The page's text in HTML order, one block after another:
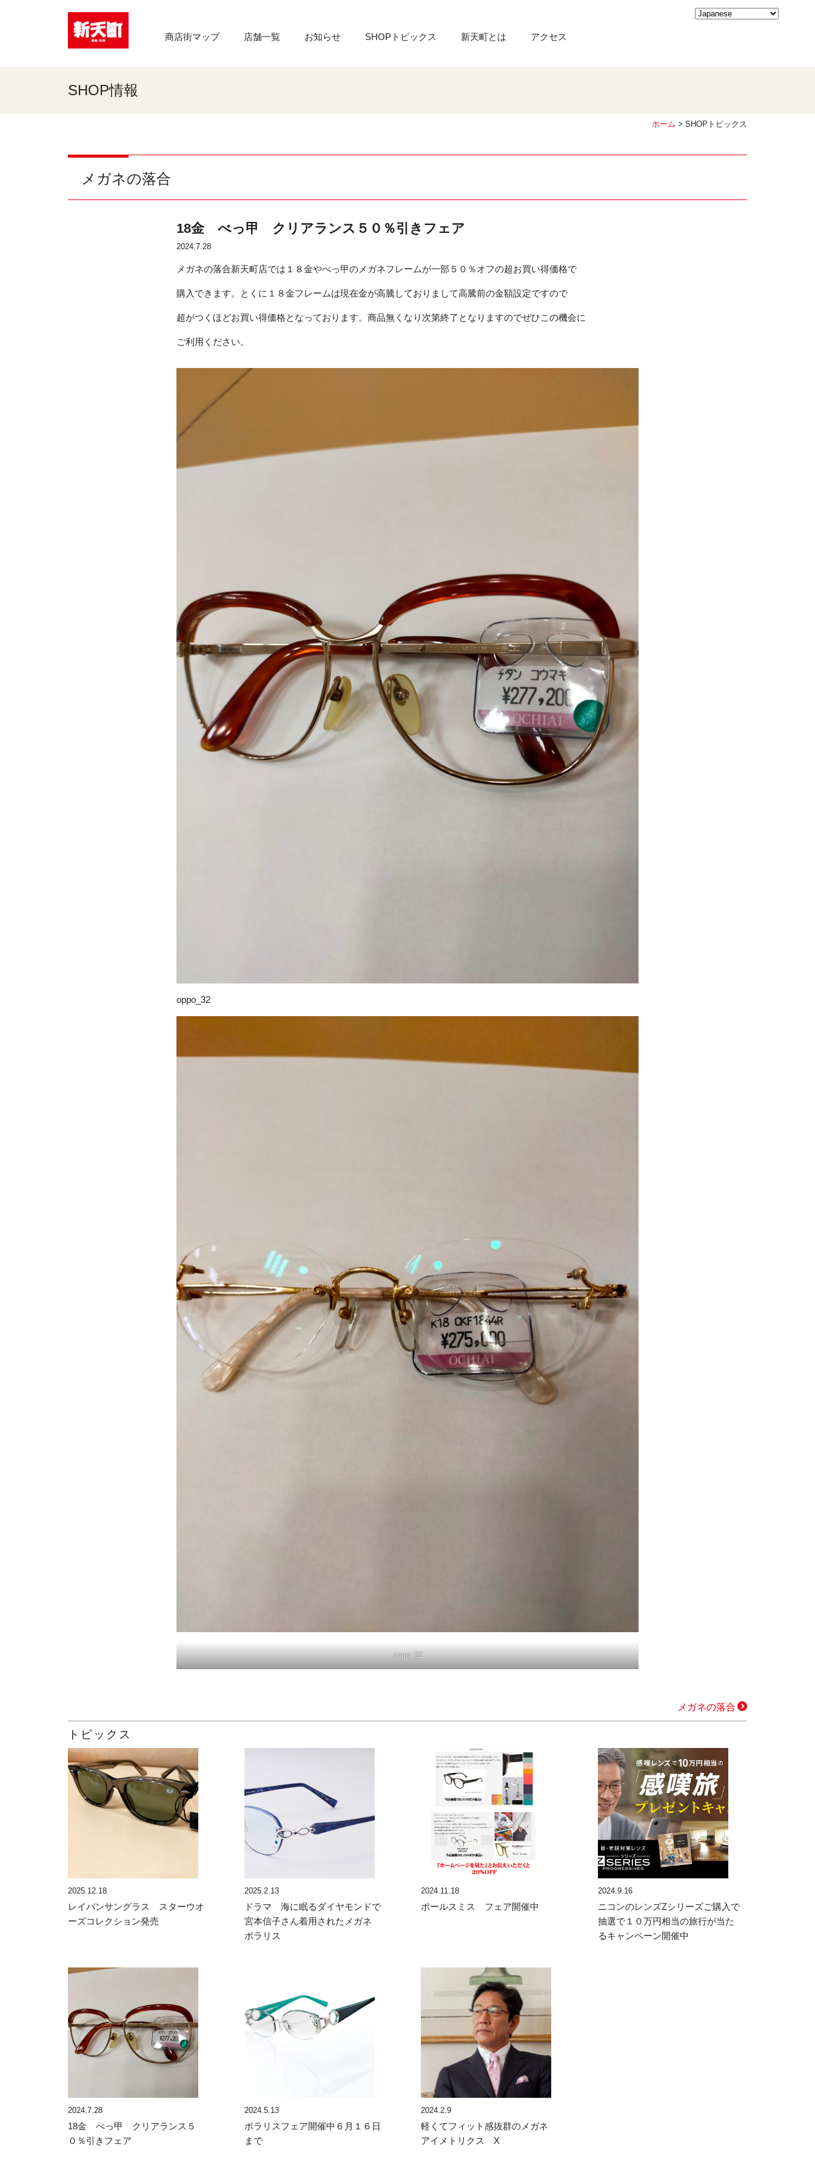
商店街マップ 店舗一覧 お知らせ SHOPトピックス 新天町とは アクセス
SHOP情報
ホーム > SHOPトピックス
メガネの落合
18金 べっ甲 クリアランス５０％引きフェア
2024.7.28
メガネの落合新天町店では１８金やべっ甲のメガネフレームが一部５０％オフの超お買い得価格で
購入できます。とくに１８金フレームは現在金が高騰しておりまして高騰前の金額設定ですので
超がつくほどお買い得価格となっております。商品無くなり次第終了となりますのでぜひこの機会に
ご利用ください。
oppo_32
oppo_32
メガネの落合
トピックス
2025.12.18
レイバンサングラス スターウオ
ーズコレクション発売
2025.2.13
ドラマ 海に眠るダイヤモンドで
宮本信子さん着用されたメガネ
ポラリス
2024.11.18
ポールスミス フェア開催中
2024.9.16
ニコンのレンズZシリーズご購入で
抽選で１０万円相当の旅行が当た
るキャンペーン開催中
2024.7.28
18金 べっ甲 クリアランス５
０％引きフェア
2024.5.13
ポラリスフェア開催中６月１６日
まで
2024.2.9
軽くてフィット感抜群のメガネ
アイメトリクス X